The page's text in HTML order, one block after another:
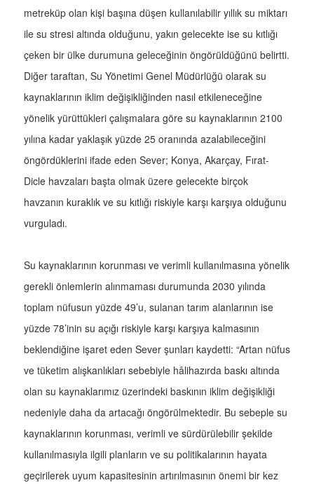
metreküp olan kişi başına düşen kullanılabilir yıllık su miktarı
ile su stresi altında olduğunu, yakın gelecekte ise su kıtlığı
çeken bir ülke durumuna geleceğinin öngörüldüğünü belirtti.
Diğer taraftan, Su Yönetimi Genel Müdürlüğü olarak su
kaynaklarının iklim değişikliğinden nasıl etkileneceğine
yönelik yürüttükleri çalışmalara göre su kaynaklarının 2100
yılına kadar yaklaşık yüzde 25 oranında azalabileceğini
öngördüklerini ifade eden Sever; Konya, Akarçay, Fırat-
Dicle havzaları başta olmak üzere gelecekte birçok
havzanın kuraklık ve su kıtlığı riskiyle karşı karşıya olduğunu
vurguladı.
Su kaynaklarının korunması ve verimli kullanılmasına yönelik
gerekli önlemlerin alınmaması durumunda 2030 yılında
toplam nüfusun yüzde 49’u, sulanan tarım alanlarının ise
yüzde 78’inin su açığı riskiyle karşı karşıya kalmasının
beklendiğine işaret eden Sever şunları kaydetti: “Artan nüfus
ve tüketim alışkanlıkları sebebiyle hâlihazırda baskı altında
olan su kaynaklarımız üzerindeki baskının iklim değişikliği
nedeniyle daha da artacağı öngörülmektedir. Bu sebeple su
kaynaklarının korunması, verimli ve sürdürülebilir şekilde
kullanılmasıyla ilgili planların ve su politikalarının hayata
geçirilerek uyum kapasitesinin artırılmasının önemi bir kez